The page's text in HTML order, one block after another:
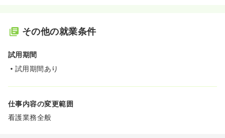
その他の就業条件
試用期間
試用期間あり
仕事内容の変更範囲
看護業務全般